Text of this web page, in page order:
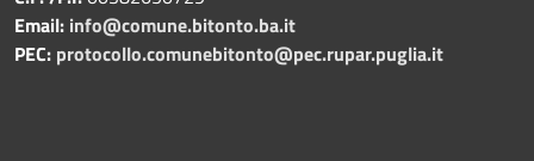
Email: info@comune.bitonto.ba.it
PEC: protocollo.comunebitonto@pec.rupar.puglia.it